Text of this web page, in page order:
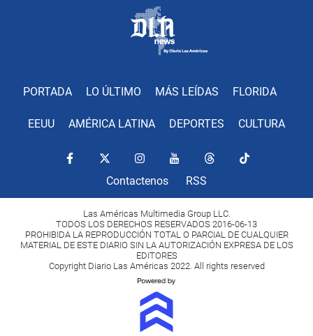
PORTADA LO ÚLTIMO MÁS LEÍDAS FLORIDA
EEUU AMÉRICA LATINA DEPORTES CULTURA
Contactenos RSS
Las Américas Multimedia Group LLC.
TODOS LOS DERECHOS RESERVADOS 2016-06-13
PROHIBIDA LA REPRODUCCIÓN TOTAL O PARCIAL DE CUALQUIER
MATERIAL DE ESTE DIARIO SIN LA AUTORIZACIÓN EXPRESA DE LOS
EDITORES
Copyright Diario Las Américas 2022. All rights reserved